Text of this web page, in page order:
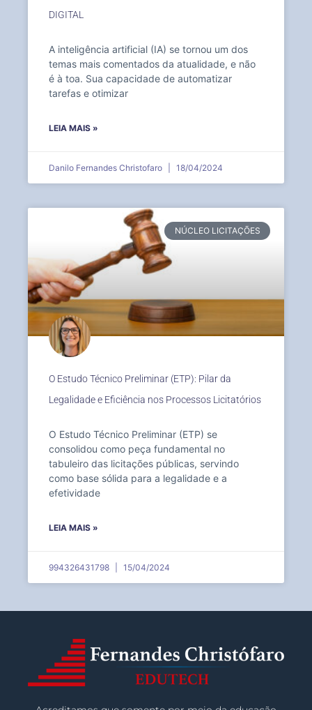
DIGITAL
A inteligência artificial (IA) se tornou um dos
temas mais comentados da atualidade, e não
é à toa. Sua capacidade de automatizar
tarefas e otimizar
LEIA MAIS »
Danilo Fernandes Christofaro 18/04/2024
NÚCLEO LICITAÇÕES
O Estudo Técnico Preliminar (ETP): Pilar da
Legalidade e Eficiência nos Processos Licitatórios
O Estudo Técnico Preliminar (ETP) se
consolidou como peça fundamental no
tabuleiro das licitações públicas, servindo
como base sólida para a legalidade e a
efetividade
LEIA MAIS »
994326431798 15/04/2024